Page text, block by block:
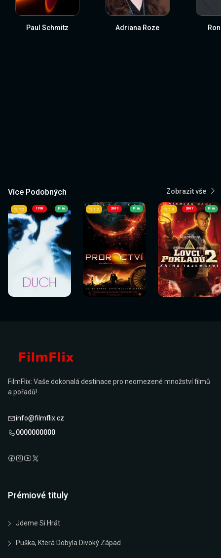
Paul Schmitz Adriana Roze
Více Podobných Zobrazit vše
1990
Sledovat
7.2 Film
Sledovat
2009
Sledovat
nyní
6.2 Film
Sledovat
nyní
2007
Sledovat
nyní
6.3 Film
Sledovat
nyní
FilmFlix: Vaše dokonalá destinace pro neomezené množství filmů
a pořadů!
info@filmflix.cz
0000000000
Prémiové tituly
Jdeme Si Hrát
Puška, Která Dobyla Divoký Západ